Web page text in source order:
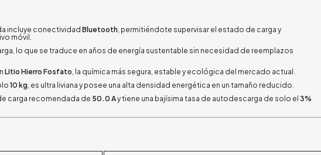
incluye conectividad Bluetooth , permitiéndote supervisar el estado de carga y
móvil.
lo que se traduce en años de energía sustentable sin necesidad de reemplazos
Litio Hierro Fosfato , la química más segura, estable y ecológica del mercado actual.
10 kg , es ultra liviana y posee una alta densidad energética en un tamaño reducido.
carga recomendada de 50.0 Ay tiene una bajísima tasa de autodescarga de solo el 3%